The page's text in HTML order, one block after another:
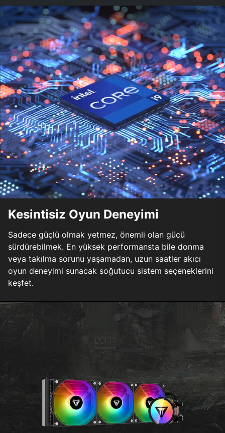
Kesintisiz Oyun Deneyimi
Sadece güçlü olmak yetmez, önemli olan gücü
sürdürebilmek. En yüksek performansta bile donma
veya takılma sorunu yaşamadan, uzun saatler akıcı
oyun deneyimi sunacak soğutucu sistem seçeneklerini
keşfet.